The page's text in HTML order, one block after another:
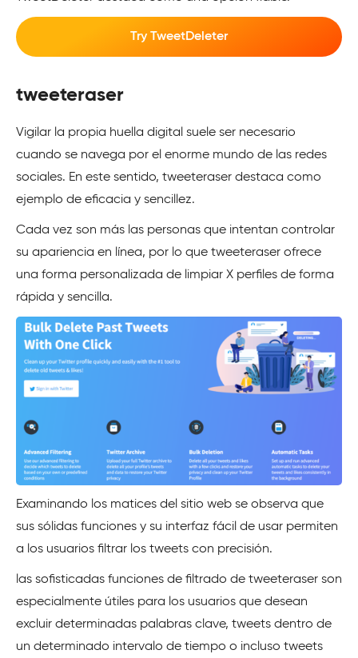
Try TweetDeleter
tweeteraser
Vigilar la propia huella digital suele ser necesario
cuando se navega por el enorme mundo de las redes
sociales. En este sentido, tweeteraser destaca como
ejemplo de eficacia y sencillez.
Cada vez son más las personas que intentan controlar
su apariencia en línea, por lo que tweeteraser ofrece
una forma personalizada de limpiar X perfiles de forma
rápida y sencilla.
Examinando los matices del sitio web se observa que
sus sólidas funciones y su interfaz fácil de usar permiten
a los usuarios filtrar los tweets con precisión.
las sofisticadas funciones de filtrado de tweeteraser son
especialmente útiles para los usuarios que desean
excluir determinadas palabras clave, tweets dentro de
un determinado intervalo de tiempo o incluso tweets